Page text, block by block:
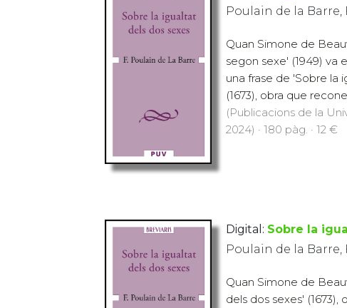
Poulain de la Barre,
Quan Simone de
segon sexe' (1949) va
una frase de 'Sobre la
(1673), obra que
(Publicacions de la
2024) · 180 pàg. · 12 €
Digital: Sobre la
Poulain de la Barre,
Quan Simone de
dels dos sexes' (1673),